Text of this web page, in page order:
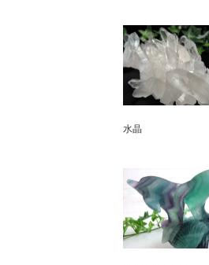
水晶